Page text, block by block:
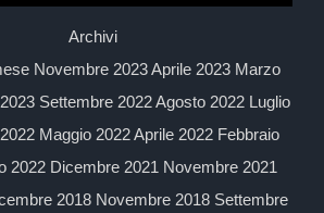
Archivi
Novembre 2023 Aprile 2023 Marzo
Settembre 2022 Agosto 2022 Luglio
Maggio 2022 Aprile 2022 Febbraio
2022 Dicembre 2021 Novembre 2021
2018 Novembre 2018 Settembre